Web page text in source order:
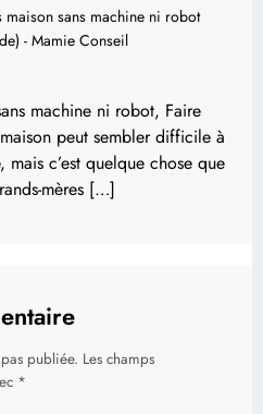
maison sans machine ni robot
- Mamie Conseil
machine ni robot, Faire
peut sembler difficile à
mais c’est quelque chose que
mères […]
publiée. Les champs
*